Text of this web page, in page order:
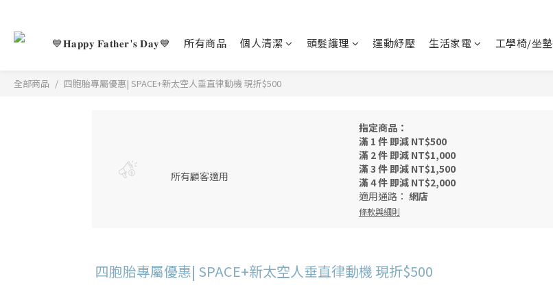
💙𝐇𝐚𝐩𝐩𝐲 𝐅𝐚𝐭𝐡𝐞𝐫'𝐬 𝐃𝐚𝐲💙 所有商品 個人清潔 頭髮護理 運動紓壓 生活家電 工學椅/坐墊
全部商品 四胞胎專屬優惠| SPACE+新太空人垂直律動機 現折$500
所有顧客適用
指定商品：
滿 1 件 即減 NT$500
滿 2 件 即減 NT$1,000
滿 3 件 即減 NT$1,500
滿 4 件 即減 NT$2,000
適用通路： 網店
條款與細則
四胞胎專屬優惠| SPACE+新太空人垂直律動機 現折$500